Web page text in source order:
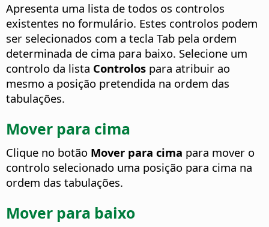
Apresenta uma lista de todos os controlos
existentes no formulário. Estes controlos podem
ser selecionados com a tecla Tab pela ordem
determinada de cima para baixo. Selecione um
controlo da lista Controlos para atribuir ao
mesmo a posição pretendida na ordem das
tabulações.
Mover para cima
Clique no botão Mover para cima para mover o
controlo selecionado uma posição para cima na
ordem das tabulações.
Mover para baixo